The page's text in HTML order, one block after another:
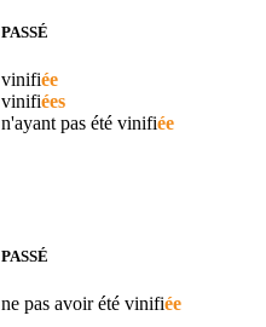
PASSÉ
vinifiée
vinifiées
n'ayant pas été vinifiée
PASSÉ
ne pas avoir été vinifiée